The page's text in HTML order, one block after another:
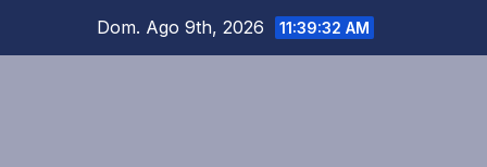
Dom. Ago 9th, 2026 11:39:33 AM